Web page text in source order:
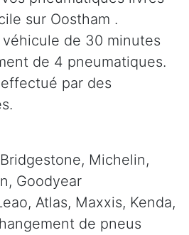
sur Oostham .
de 30 minutes
de 4 pneumatiques.
par des
Michelin,
Goodyear
Atlas, Maxxis, Kenda,
de pneus